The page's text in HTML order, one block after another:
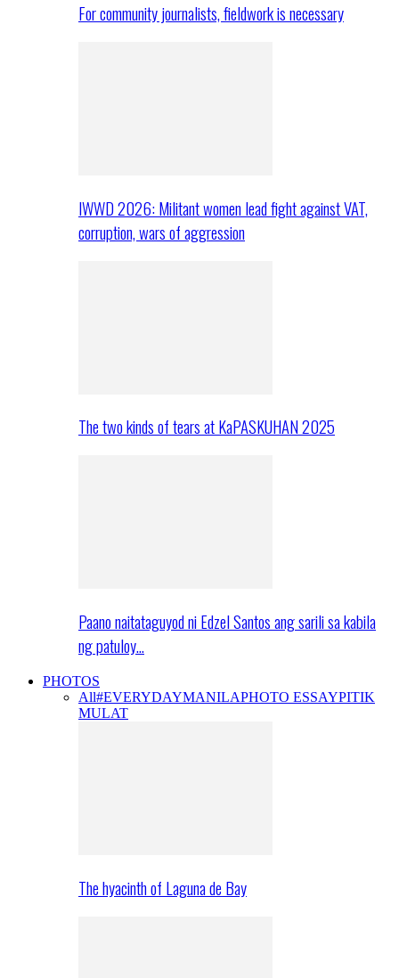
For community journalists, fieldwork is necessary
IWWD 2026: Militant women lead fight against VAT,
corruption, wars of aggression
The two kinds of tears at KaPASKUHAN 2025
Paano naitataguyod ni Edzel Santos ang sarili sa kabila
ng patuloy…
PHOTOS
All#EVERYDAYMANILAPHOTO ESSAYPITIK
MULAT
The hyacinth of Laguna de Bay